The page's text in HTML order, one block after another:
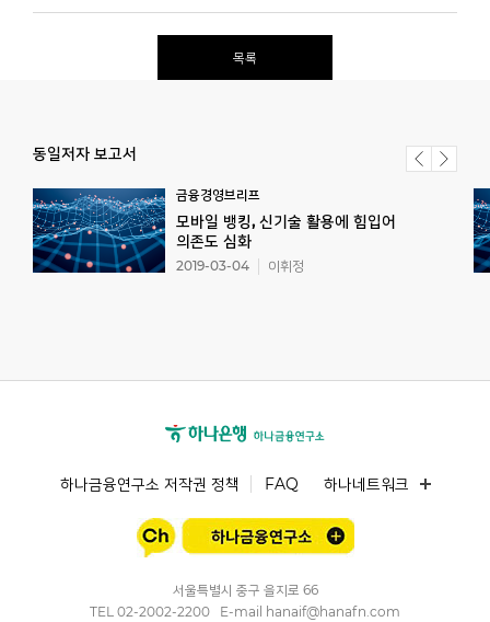
목록
동일저자 보고서
금융경영브리프
모바일 뱅킹, 신기술 활용에 힘입어
의존도 심화
2019-03-04 이휘정
하나금융연구소 저작권 정책 FAQ 하나네트워크
서울특별시 중구 을지로 66
TEL 02-2002-2200 E-mail hanaif@hanafn.com